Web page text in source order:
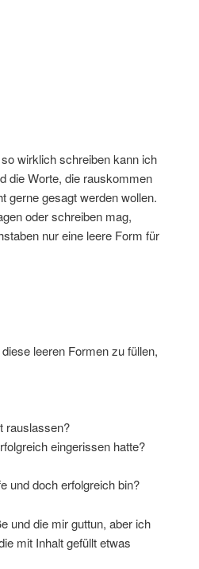
wirklich schreiben kann ich
die Worte, die rauskommen
gerne gesagt werden wollen.
oder schreiben mag,
nur eine leere Form für
leeren Formen zu füllen,
rauslassen?
eingerissen hatte?
und doch erfolgreich bin?
und die mir guttun, aber ich
mit Inhalt gefüllt etwas